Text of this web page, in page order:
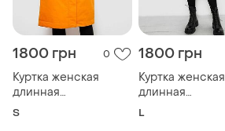
1800 грн 0
Куртка женская
длинная
демисезонная
S
1800 грн
Куртка женская
длинная
демисезонная
L